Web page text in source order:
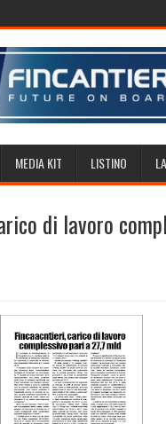
MEDIA KIT LISTINO
di lavoro